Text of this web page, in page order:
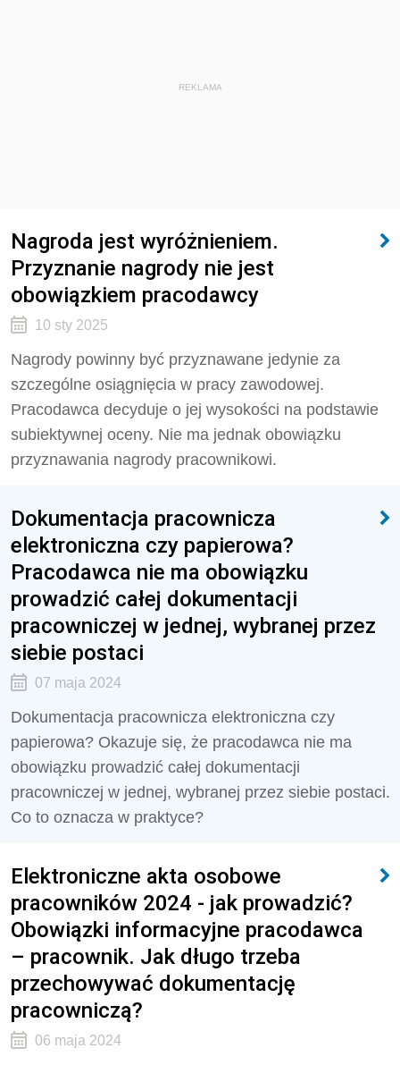
REKLAMA
Nagroda jest wyróżnieniem.
Przyznanie nagrody nie jest
obowiązkiem pracodawcy
10 sty 2025
Nagrody powinny być przyznawane jedynie za
szczególne osiągnięcia w pracy zawodowej.
Pracodawca decyduje o jej wysokości na podstawie
subiektywnej oceny. Nie ma jednak obowiązku
przyznawania nagrody pracownikowi.
Dokumentacja pracownicza
elektroniczna czy papierowa?
Pracodawca nie ma obowiązku
prowadzić całej dokumentacji
pracowniczej w jednej, wybranej przez
siebie postaci
07 maja 2024
Dokumentacja pracownicza elektroniczna czy
papierowa? Okazuje się, że pracodawca nie ma
obowiązku prowadzić całej dokumentacji
pracowniczej w jednej, wybranej przez siebie postaci.
Co to oznacza w praktyce?
Elektroniczne akta osobowe
pracowników 2024 - jak prowadzić?
Obowiązki informacyjne pracodawca
– pracownik. Jak długo trzeba
przechowywać dokumentację
pracowniczą?
06 maja 2024